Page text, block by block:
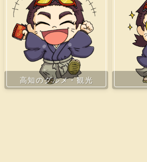
高知のグルメ・観光